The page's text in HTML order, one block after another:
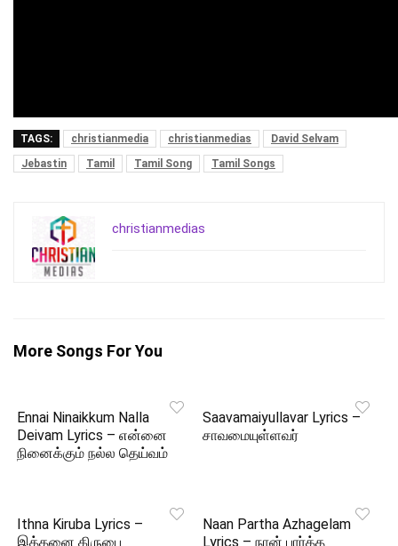
TAGS: christianmedia christianmedias
David Selvam
Jebastin
Tamil Tamil Song Tamil Songs
christianmedias
More Songs For You
Ennai Ninaikkum Nalla
Deivam Lyrics – என்னை
நினைக்கும் நல்ல தெய்வம்
Saavamaiyullavar Lyrics –
சாவமையுள்ளவர்
Ithna Kiruba Lyrics –
இத்தனை கிருபை
Naan Partha Azhagelam
Lyrics – நான் பார்த்த